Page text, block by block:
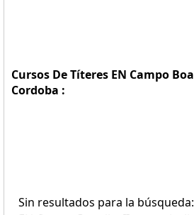
Cursos De Títeres EN Campo
Cordoba :
Sin resultados para la